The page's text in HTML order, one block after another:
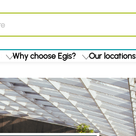
Why choose Egis? Our locations